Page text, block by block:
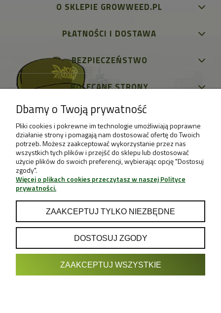
O SKLEPIE GROWWEED.PL
PŁATNOŚCI I DOSTAWA
BEZPIECZEŃSTWO
POLECANE STRONY
POKAŻ PEŁNĄ WERSJĘ STRONY
Dbamy o Twoją prywatność
Pliki cookies i pokrewne im technologie umożliwiają poprawne
działanie strony i pomagają nam dostosować ofertę do Twoich
potrzeb. Możesz zaakceptować wykorzystanie przez nas
wszystkich tych plików i przejść do sklepu lub dostosować
użycie plików do swoich preferencji, wybierając opcję "Dostosuj
zgody".
Więcej o plikach cookies przeczytasz w naszej Polityce
prywatności.
ZAAKCEPTUJ TYLKO NIEZBĘDNE
DOSTOSUJ ZGODY
ZAAKCEPTUJ WSZYSTKIE